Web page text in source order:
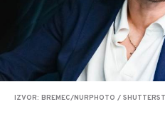
IZVOR: BREMEC/NURPHOTO /